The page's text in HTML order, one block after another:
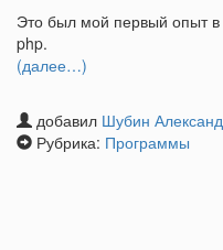
Это был мой первый опыт
php.
(далее…)
добавил Шубин
Рубрика: Программы